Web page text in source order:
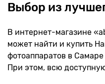
Выбор из
В интернет-магазине
может найти и купить
фотоаппаратов в
При этом, всю